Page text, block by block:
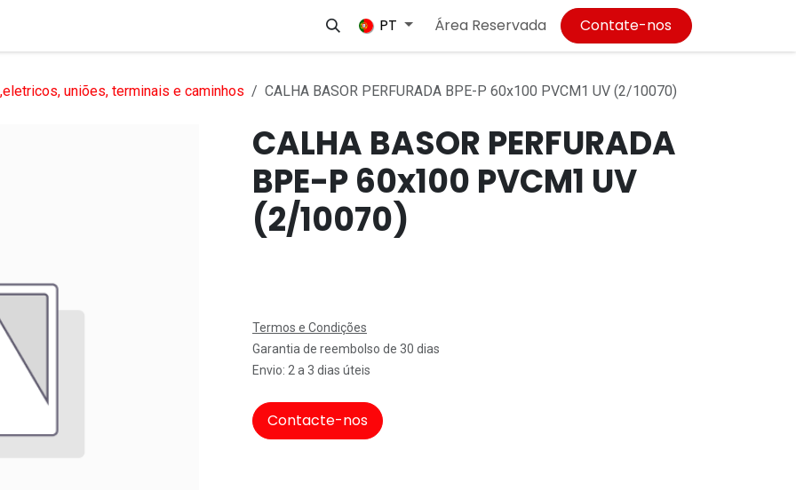
Empregos
PT Área Reservada Contate-nos
uniões, terminais e caminhos CALHA BASOR PERFURADA BPE-P 60x100 PVCM1 UV (2/10070)
CALHA BASOR PERFURADA
BPE-P 60x100 PVCM1 UV
(2/10070)
Termos e Condições
Garantia de reembolso de 30 dias
Envio: 2 a 3 dias úteis
Contacte-nos